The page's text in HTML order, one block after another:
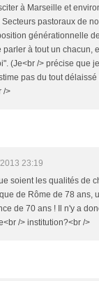
à Marseille et
pastoraux de
générationnelle
parler à tout un chacun,
(Je<br /> précise que
pas du tout délaissé
/>
23:19
soient les qualités de
de Rôme de 78 ans,
de 70 ans ! Il n'y a
/> institution?<br />